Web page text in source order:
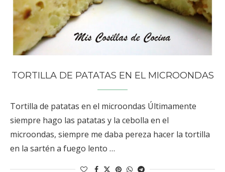
TORTILLA DE PATATAS EN EL MICROONDAS
Tortilla de patatas en el microondas Últimamente
siempre hago las patatas y la cebolla en el
microondas, siempre me daba pereza hacer la tortilla
en la sartén a fuego lento …